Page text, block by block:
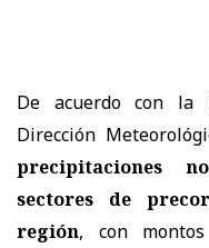
De acuerdo con la
Dirección
precipitaciones
sectores de
región, con